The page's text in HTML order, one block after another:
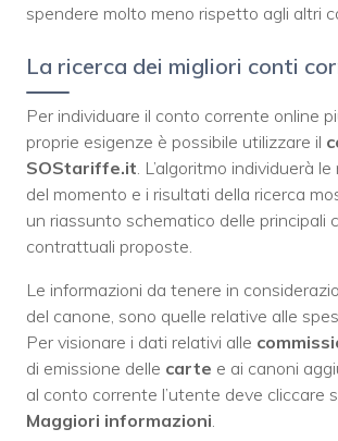
spendere molto meno rispetto agli altri
La ricerca dei migliori conti
Per individuare il conto corrente online
proprie esigenze è possibile utilizzare il
SOStariffe.it . L’algoritmo individuerà
del momento e i risultati della ricerca
un riassunto schematico delle principali
contrattuali proposte.
Le informazioni da tenere in
del canone, sono quelle relative alle
Per visionare i dati relativi alle
di emissione delle carte e ai canoni
al conto corrente l’utente deve cliccare
Maggiori informazioni